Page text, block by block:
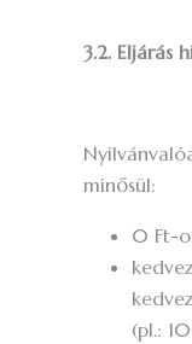
3.2. Eljárás
minősül:
0 Ft-
(pl.: